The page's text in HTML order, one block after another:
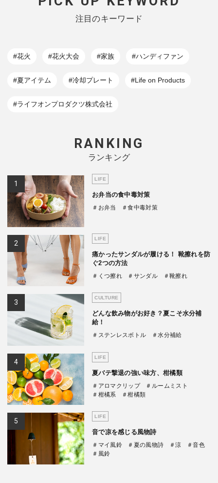
注目のキーワード
#花火 #花火大会 #家族 #ハンディファン
#夏アイテム #冷却プレート #Life on Products
#ライフオンプロダクツ株式会社
RANKING
ランキング
LIFE
お弁当の食中毒対策
＃お弁当 ＃食中毒対策
LIFE
痛かったサンダルが履ける！ 靴擦れを防
ぐ2つの方法
＃くつ擦れ ＃サンダル ＃靴擦れ
CULTURE
どんな飲み物がお好き？夏こそ水分補
給！
＃ステンレスボトル ＃水分補給
LIFE
夏バテ撃退の強い味方、柑橘類
＃アロマクリップ
＃ルームミスト
＃柑橘系
＃柑橘類
LIFE
音で凉を感じる風物詩
＃マイ風鈴 ＃夏の風物詩 ＃涼
＃音色
＃風鈴